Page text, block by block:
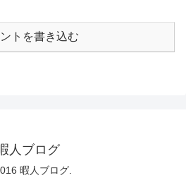
トを書き込む
人ブログ
暇人ブログ.